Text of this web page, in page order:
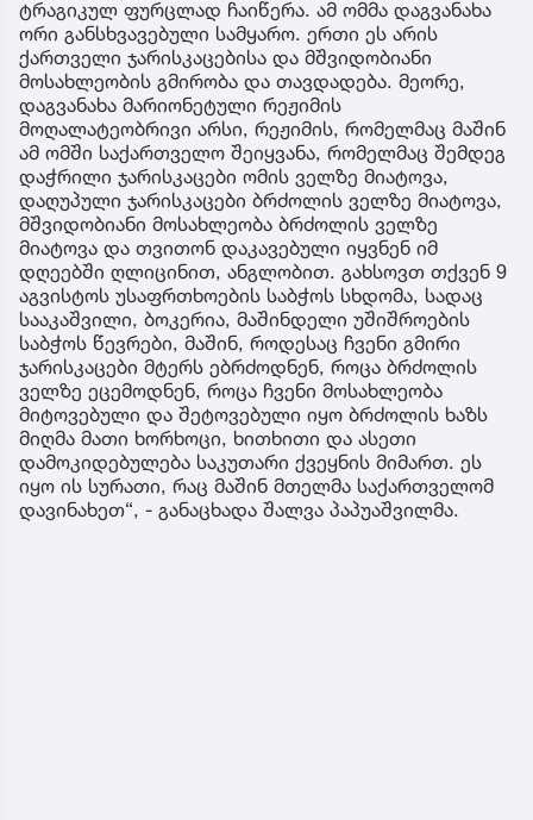
ტრაგიკულ ფურცლად ჩაიწერა. ამ ომმა დაგვანახა
ორი განსხვავებული სამყარო. ერთი ეს არის
ქართველი ჯარისკაცებისა და მშვიდობიანი
მოსახლეობის გმირობა და თავდადება. მეორე,
დაგვანახა მარიონეტული რეჟიმის
მოღალატეობრივი არსი, რეჟიმის, რომელმაც მაშინ
ამ ომში საქართველო შეიყვანა, რომელმაც შემდეგ
დაჭრილი ჯარისკაცები ომის ველზე მიატოვა,
დაღუპული ჯარისკაცები ბრძოლის ველზე მიატოვა,
მშვიდობიანი მოსახლეობა ბრძოლის ველზე
მიატოვა და თვითონ დაკავებული იყვნენ იმ
დღეებში ღლიცინით, ანგლობით. გახსოვთ თქვენ 9
აგვისტოს უსაფრთხოების საბჭოს სხდომა, სადაც
სააკაშვილი, ბოკერია, მაშინდელი უშიშროების
საბჭოს წევრები, მაშინ, როდესაც ჩვენი გმირი
ჯარისკაცები მტერს ებრძოდნენ, როცა ბრძოლის
ველზე ეცემოდნენ, როცა ჩვენი მოსახლეობა
მიტოვებული და შეტოვებული იყო ბრძოლის ხაზს
მიღმა მათი ხორხოცი, ხითხითი და ასეთი
დამოკიდებულება საკუთარი ქვეყნის მიმართ. ეს
იყო ის სურათი, რაც მაშინ მთელმა საქართველომ
დავინახეთ“, - განაცხადა შალვა პაპუაშვილმა.